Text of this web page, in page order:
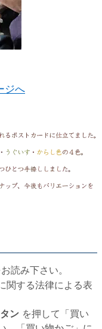
ジへ
読み下さい。
関する法律による表
ン を押して「買い